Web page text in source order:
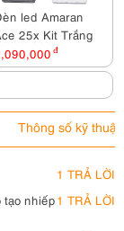
led Amaran
25x Kit Trắng
đ
Thông số kỹ thuật
1 TRẢ LỜI
tạo nhiếp1 TRẢ LỜI